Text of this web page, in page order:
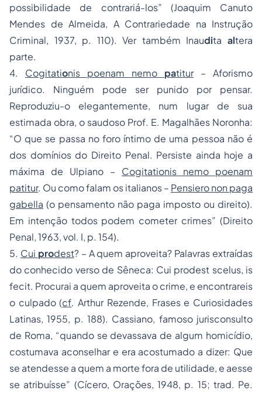
possibilidade de contrariá-los” (Joaquim Canuto
Mendes de Almeida, A Contrariedade na Instrução
Criminal, 1937, p. 110). Ver também Inauditaaltera
parte.
4. Cogitationis poenam nemo patitur– Aforismo
jurídico. Ninguém pode ser punido por pensar.
Reproduziu-o elegantemente, num lugar de sua
estimada obra, o saudoso Prof. E. Magalhães Noronha:
“O que se passa no foro íntimo de uma pessoa não é
dos domínios do Direito Penal. Persiste ainda hoje a
máxima de Ulpiano – Cogitationis nemo poenam
patitur. Ou como falam os italianos – Pensiero non paga
gabella (o pensamento não paga imposto ou direito).
Em intenção todos podem cometer crimes” (Direito
Penal, 1963, vol. I, p. 154).
5. Cui prodest? – A quem aproveita? Palavras extraídas
do conhecido verso de Sêneca: Cui prodest scelus, is
fecit. Procurai a quem aproveita o crime, e encontrareis
o culpado (cf. Arthur Rezende, Frases e Curiosidades
Latinas, 1955, p. 188). Cassiano, famoso jurisconsulto
de Roma, “quando se devassava de algum homicídio,
costumava aconselhar e era acostumado a dizer: Que
se atendesse a quem a morte fora de utilidade, e aesse
se atribuísse” (Cícero, Orações, 1948, p. 15; trad. Pe.